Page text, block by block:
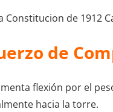
de
flexión por el
hacia la torre.